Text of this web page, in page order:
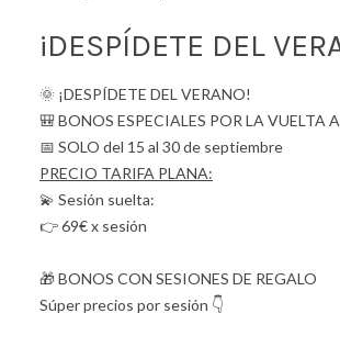
¡DESPÍDETE DEL
🌞 ¡DESPÍDETE DEL VERANO!
🎒 BONOS ESPECIALES POR LA VUELTA
📅 SOLO del 15 al 30 de septiembre
PRECIO TARIFA PLANA:
💫 Sesión suelta:
👉 69€ x sesión
🎁 BONOS CON SESIONES DE REGALO
Súper precios por sesión 👇